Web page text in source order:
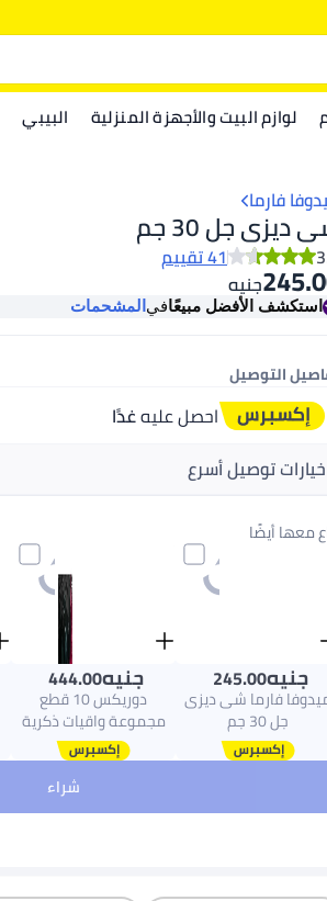
لوازم البيت والأجهزة المنزلية البيبي
فارما
ديزى جل 30 جم
41 تقييم
جنيه
استكشف الأفضل مبيعًافي المشحمات
التوصيل
احصل عليهغدًا
خيارات توصيل أسرع
عليهاليوم
اختر هذه الخيارات عند الدفع
معها أيضًا
جنيه245.00
فارما شى ديزى
جل 30 جم
جنيه444.00
دوريكس 10 قطع
مجموعة واقيات ذكرية
برفورماكس إنتنس
شراء